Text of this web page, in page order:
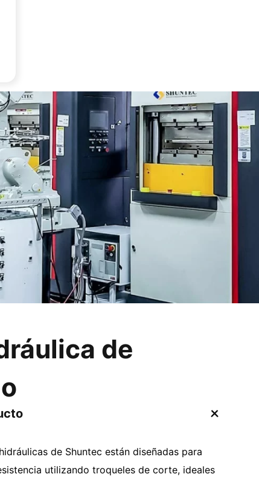
de
de Shuntec están diseñadas para
utilizando troqueles de corte, ideales